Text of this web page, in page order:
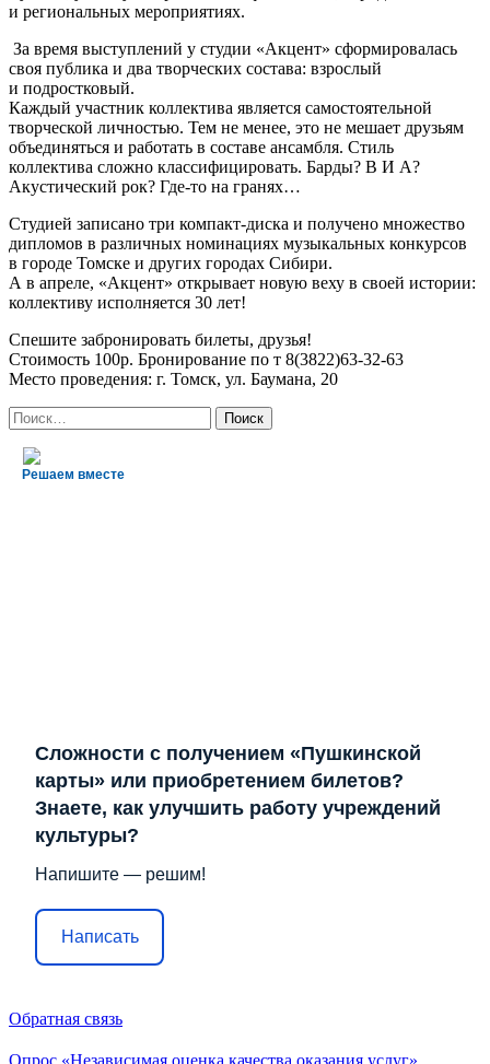
и региональных мероприятиях.
За время выступлений у студии «Акцент» сформировалась
своя публика и два творческих состава: взрослый
и подростковый.
Каждый участник коллектива является самостоятельной
творческой личностью. Тем не менее, это не мешает друзьям
объединяться и работать в составе ансамбля. Стиль
коллектива сложно классифицировать. Барды? В И А?
Акустический рок? Где-то на гранях…
Студией записано три компакт-диска и получено множество
дипломов в различных номинациях музыкальных конкурсов
в городе Томске и других городах Сибири.
А в апреле, «Акцент» открывает новую веху в своей истории:
коллективу исполняется 30 лет!
Спешите забронировать билеты, друзья!
Стоимость 100р. Бронирование по т 8(3822)63-32-63
Место проведения: г. Томск, ул. Баумана, 20
Найти:
Решаем вместе
Сложности с получением «Пушкинской
карты» или приобретением билетов?
Знаете, как улучшить работу учреждений
культуры?
Напишите — решим!
Написать
Обратная связь
Опрос «Независимая оценка качества оказания услуг»